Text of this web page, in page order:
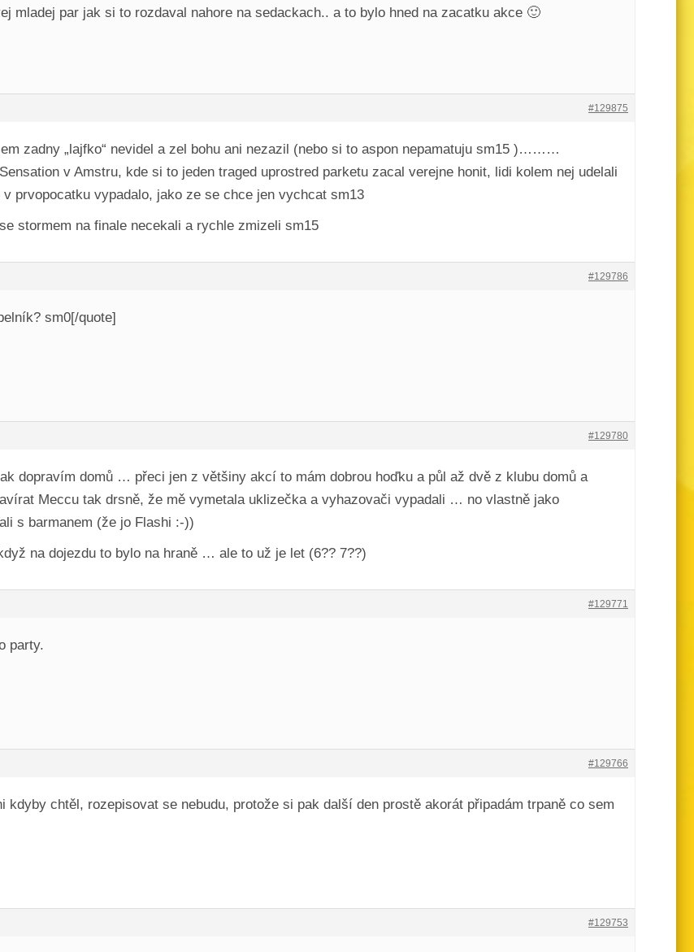
mladej par jak si to rozdaval nahore na sedackach.. a to bylo hned na zacatku akce 🙂
#129875
zadny „lajfko“ nevidel a zel bohu ani nezazil (nebo si to aspon nepamatuju sm15 )………
v Amstru, kde si to jeden traged uprostred parketu zacal verejne honit, lidi kolem nej udelali
prvopocatku vypadalo, jako ze se chce jen vychcat sm13
stormem na finale necekali a rychle zmizeli sm15
#129786
sm0[/quote]
#129780
dopravím domů … přeci jen z většiny akcí to mám dobrou hoďku a půl až dvě z klubu domů a
Meccu tak drsně, že mě vymetala uklizečka a vyhazovači vypadali … no vlastně jako
s barmanem (že jo Flashi :-))
na dojezdu to bylo na hraně … ale to už je let (6?? 7??)
#129771
party.
#129766
kdyby chtěl, rozepisovat se nebudu, protože si pak další den prostě akorát připadám trpaně co sem
#129753